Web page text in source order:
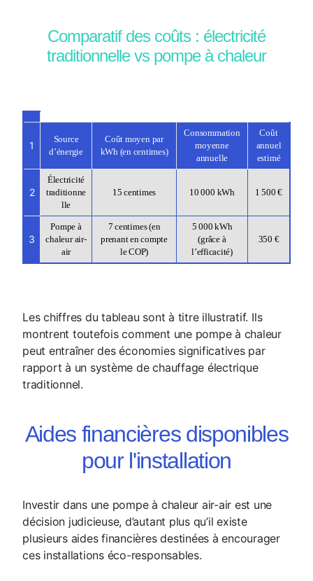
Comparatif des coûts : électricité
traditionnelle vs pompe à chaleur
1
Source
d’énergie
Coût moyen par
kWh (en centimes)
Consommation
moyenne
annuelle
Coût
annuel
estimé
2
Électricité
traditionne
lle
15 centimes 10 000 kWh 1 500 €
3
Pompe à
chaleur air-
air
7 centimes (en
prenant en compte
le COP)
5 000 kWh
(grâce à
l’efficacité)
350 €
Les chiffres du tableau sont à titre illustratif. Ils
montrent toutefois comment une pompe à chaleur
peut entraîner des économies significatives par
rapport à un système de chauffage électrique
traditionnel.
Aides financières disponibles
pour l'installation
Investir dans une pompe à chaleur air-air est une
décision judicieuse, d’autant plus qu’il existe
plusieurs aides financières destinées à encourager
ces installations éco-responsables.